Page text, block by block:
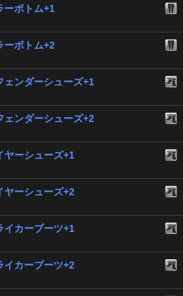
ーボトム+1
ーボトム+2
ェンダーシューズ+1
ェンダーシューズ+2
ヤーシューズ+1
ヤーシューズ+2
イカーブーツ+1
イカーブーツ+2